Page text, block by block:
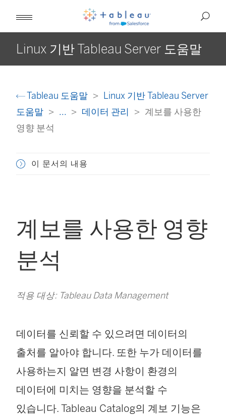
Linux 기반 Tableau Server 도움말
Tableau 도움말
Linux 기반 Tableau Server
도움말
... 데이터 관리
계보를 사용한
영향 분석
이 문서의 내용
계보를 사용한 영향
분석
적용 대상: Tableau Data Management
데이터를 신뢰할 수 있으려면 데이터의
출처를 알아야 합니다. 또한 누가 데이터를
사용하는지 알면 변경 사항이 환경의
데이터에 미치는 영향을 분석할 수
있습니다. Tableau Catalog의 계보 기능은